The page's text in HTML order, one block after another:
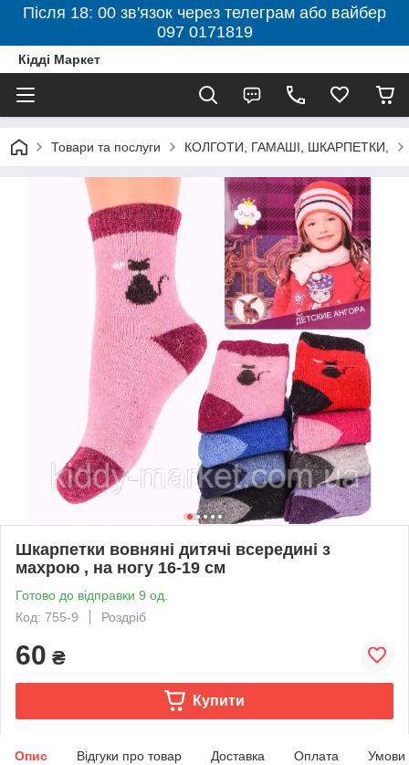
Після 18: 00 зв'язок через телеграм або вайбер
097 0171819
Кідді Маркет
Товари та послуги КОЛГОТИ, ГАМАШІ, ШКАРПЕТКИ,
Шкарпетки вовняні дитячі всередині з
махрою , на ногу 16-19 см
Готово до відправки 9 од.
Код: 755-9
Роздріб
60 ₴
Купити
Опис Відгуки про товар Доставка Оплата Умови